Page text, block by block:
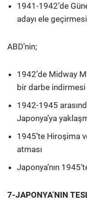
1941-1942’de
adayı ele geçirmesi
ABD’nin;
1942’de Midway
bir darbe indirmesi
1942-1945
Japonya’ya
1945’te Hiroşima
atması
Japonya’nın
7-JAPONYA’NIN